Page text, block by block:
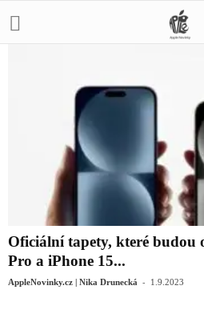
Oficiální tapety, které budou
Pro a iPhone 15...
AppleNovinky.cz | Nika Drunecká - 1.9.2023